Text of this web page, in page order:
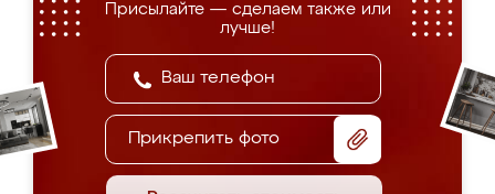
Присылайте — сделаем также или
лучше!
Прикрепить фото